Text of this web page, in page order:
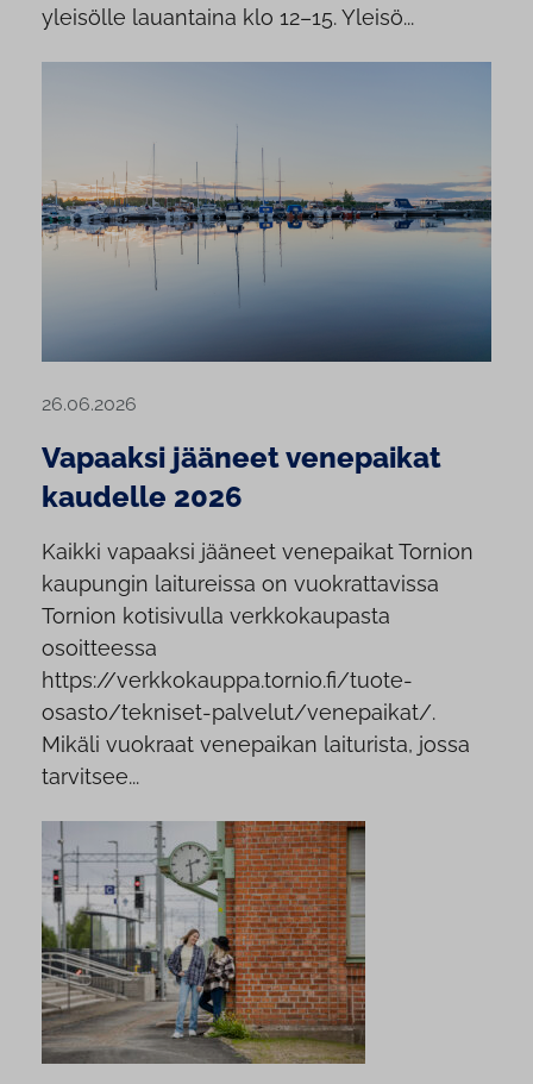
yleisölle lauantaina klo 12–15. Yleisö...
26.06.2026
Vapaaksi jääneet venepaikat
kaudelle 2026
Kaikki vapaaksi jääneet venepaikat Tornion
kaupungin laitureissa on vuokrattavissa
Tornion kotisivulla verkkokaupasta
osoitteessa
https://verkkokauppa.tornio.fi/tuote-
osasto/tekniset-palvelut/venepaikat/.
Mikäli vuokraat venepaikan laiturista, jossa
tarvitsee...